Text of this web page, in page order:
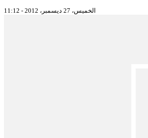
الخميس، 27 ديسمبر، 2012 - 11:12